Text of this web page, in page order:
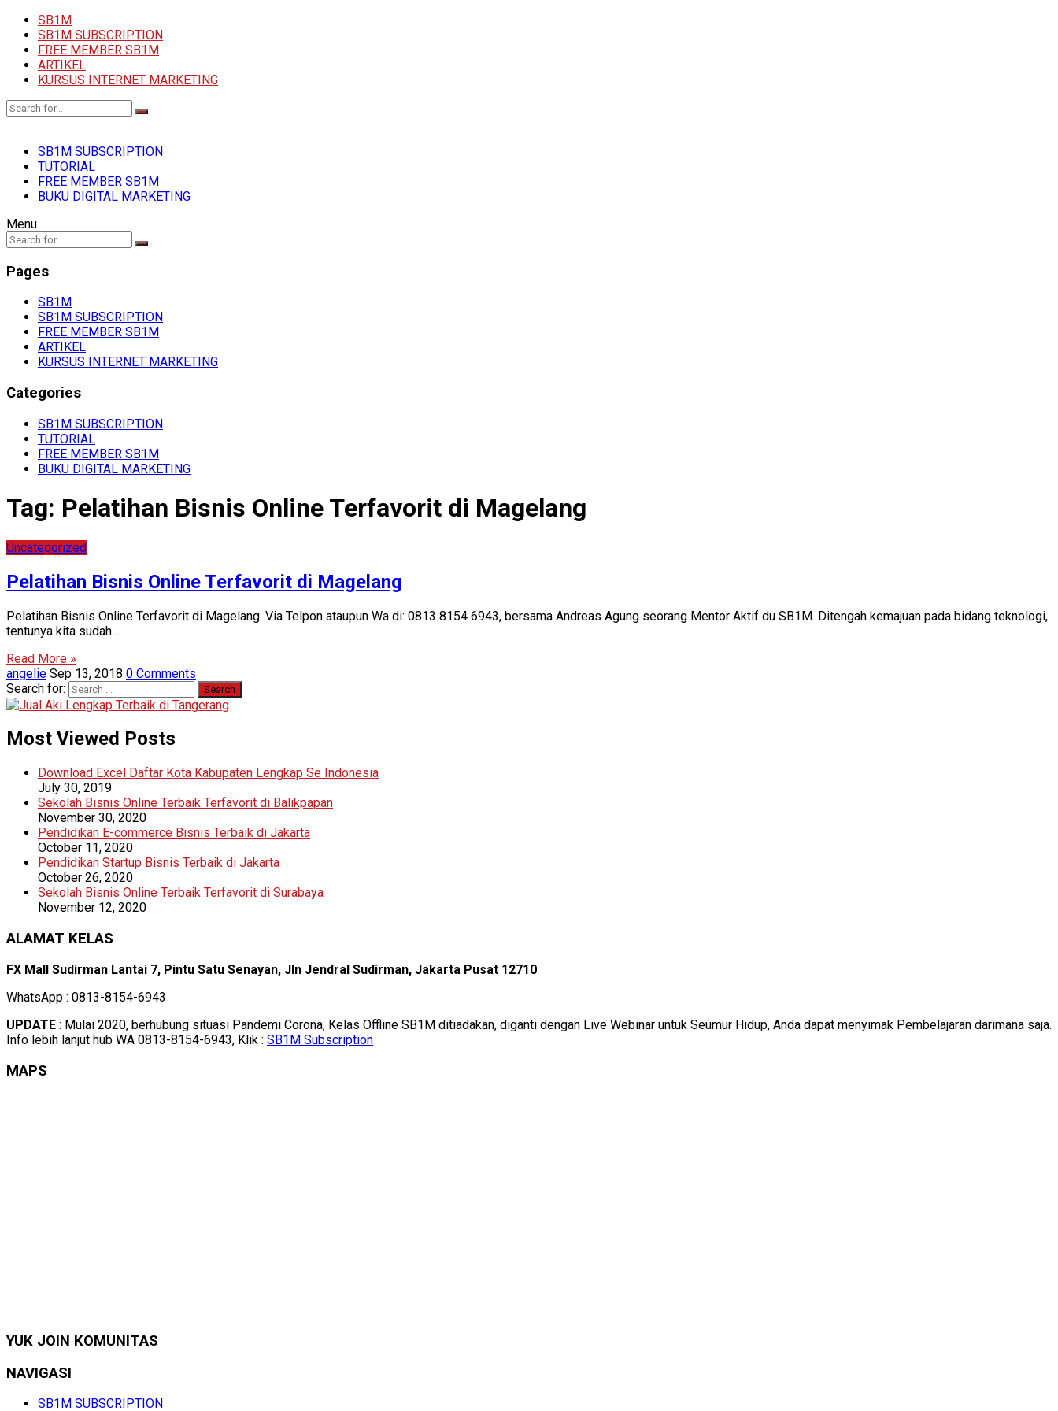
SB1M
SB1M SUBSCRIPTION
FREE MEMBER SB1M
ARTIKEL
KURSUS INTERNET MARKETING
SB1M SUBSCRIPTION
TUTORIAL
FREE MEMBER SB1M
BUKU DIGITAL MARKETING
Menu
Pages
SB1M
SB1M SUBSCRIPTION
FREE MEMBER SB1M
ARTIKEL
KURSUS INTERNET MARKETING
Categories
SB1M SUBSCRIPTION
TUTORIAL
FREE MEMBER SB1M
BUKU DIGITAL MARKETING
Tag: Pelatihan Bisnis Online Terfavorit di Magelang
Uncategorized
Pelatihan Bisnis Online Terfavorit di Magelang
Pelatihan Bisnis Online Terfavorit di Magelang. Via Telpon ataupun Wa di: 0813 8154 6943, bersama Andreas Agung seorang Mentor Aktif du SB1M. Ditengah kemajuan pada bidang teknologi,
tentunya kita sudah…
Read More »
angelie Sep 13, 2018 0 Comments
Search for:
Most Viewed Posts
Download Excel Daftar Kota Kabupaten Lengkap Se Indonesia
July 30, 2019
Sekolah Bisnis Online Terbaik Terfavorit di Balikpapan
November 30, 2020
Pendidikan E-commerce Bisnis Terbaik di Jakarta
October 11, 2020
Pendidikan Startup Bisnis Terbaik di Jakarta
October 26, 2020
Sekolah Bisnis Online Terbaik Terfavorit di Surabaya
November 12, 2020
ALAMAT KELAS
FX Mall Sudirman Lantai 7, Pintu Satu Senayan, Jln Jendral Sudirman, Jakarta Pusat 12710
WhatsApp : 0813-8154-6943
UPDATE : Mulai 2020, berhubung situasi Pandemi Corona, Kelas Offline SB1M ditiadakan, diganti dengan Live Webinar untuk Seumur Hidup, Anda dapat menyimak Pembelajaran darimana saja.
Info lebih lanjut hub WA 0813-8154-6943, Klik : SB1M Subscription
MAPS
YUK JOIN KOMUNITAS
NAVIGASI
SB1M SUBSCRIPTION